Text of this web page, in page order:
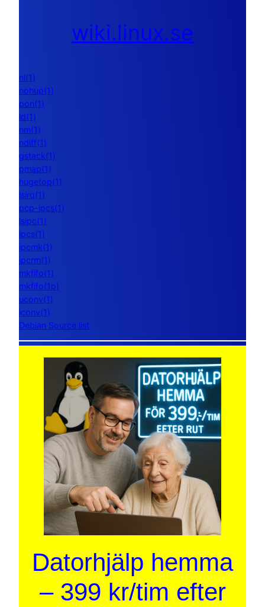
wiki.linux.se
nl(1)
nohup(1)
pon(1)
ld(1)
nm(1)
ndiff(1)
gstack(1)
pmap(1)
hugetop(1)
lsirq(1)
pcp-ipcs(1)
lsipc(1)
ipcs(1)
ipcmk(1)
ipcrm(1)
mkfifo(1)
mkfifo(1p)
uconv(1)
iconv(1)
Debian Source list
Datorhjälp hemma
– 399 kr/tim efter